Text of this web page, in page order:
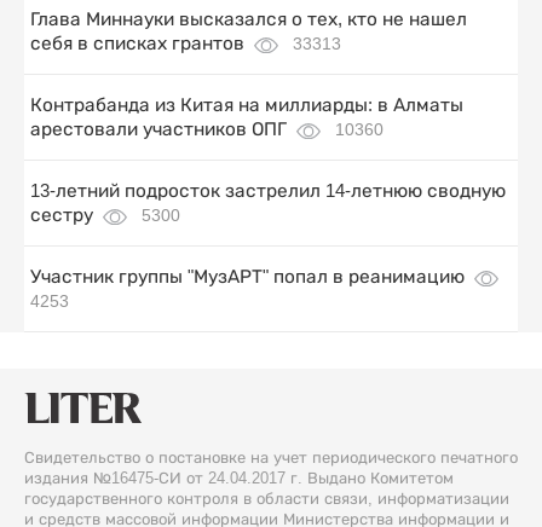
Глава Миннауки высказался о тех, кто не нашел
себя в списках грантов
33313
Контрабанда из Китая на миллиарды: в Алматы
арестовали участников ОПГ
10360
13-летний подросток застрелил 14-летнюю сводную
сестру
5300
Участник группы "МузАРТ" попал в реанимацию
4253
Свидетельство о постановке на учет периодического печатного
издания №16475-СИ от 24.04.2017 г. Выдано Комитетом
государственного контроля в области связи, информатизации
и средств массовой информации Министерства информации и